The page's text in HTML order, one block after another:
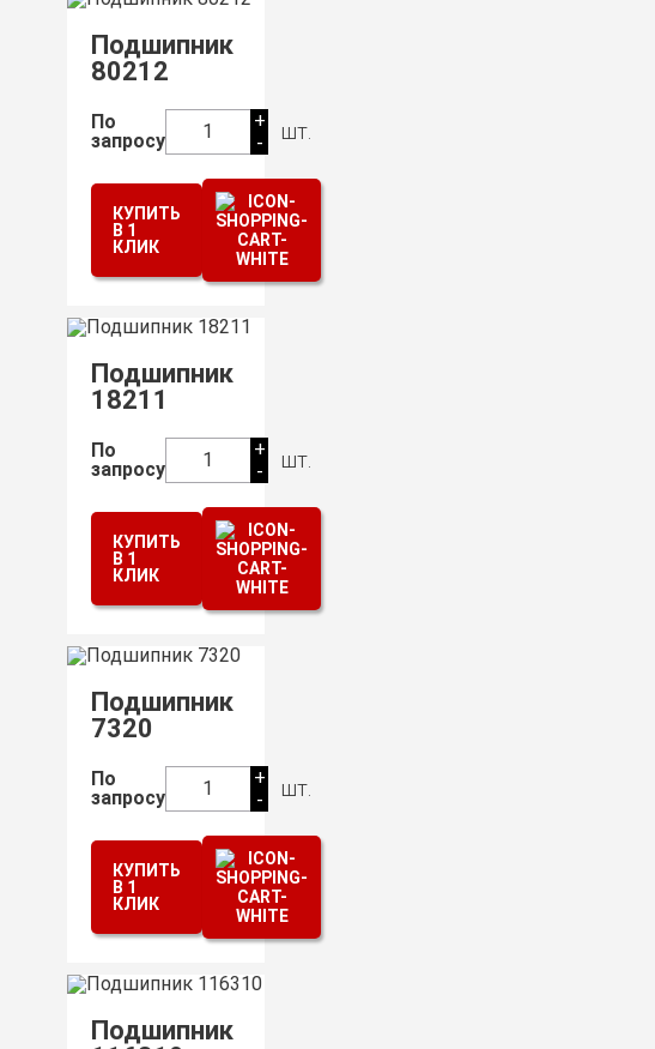
Подшипник
80212
По
запросу
1
+
-
шт.
КУПИТЬ
В 1
КЛИК
Подшипник
18211
По
запросу
1
+
-
шт.
КУПИТЬ
В 1
КЛИК
Подшипник
7320
По
запросу
1
+
-
шт.
КУПИТЬ
В 1
КЛИК
Подшипник